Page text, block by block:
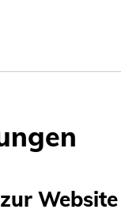
Website